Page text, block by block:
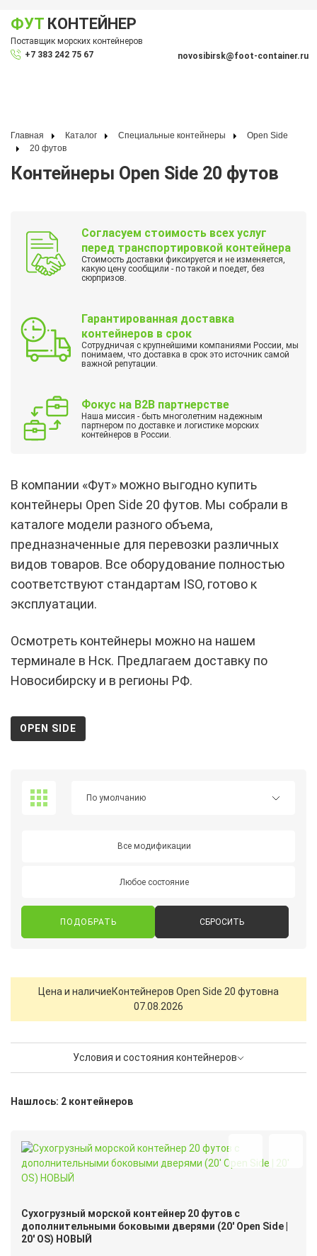
ФУТ КОНТЕЙНЕР
Поставщик морских контейнеров
+7 383 242 75 67
novosibirsk@foot-container.ru
Главная Каталог Специальные контейнеры
Open Side
20 футов
Контейнеры Open Side 20 футов
Согласуем стоимость всех услуг
перед транспортировкой контейнера
Стоимость доставки фиксируется и не изменяется,
какую цену сообщили - по такой и поедет, без
сюрпризов.
Гарантированная доставка
контейнеров в срок
Сотрудничая с крупнейшими компаниями России, мы
понимаем, что доставка в срок это источник самой
важной репутации.
Фокус на B2B партнерстве
Наша миссия - быть многолетним надежным
партнером по доставке и логистике морских
контейнеров в России.
В компании «Фут» можно выгодно купить
контейнеры Open Side 20 футов. Мы собрали в
каталоге модели разного объема,
предназначенные для перевозки различных
видов товаров. Все оборудование полностью
соответствуют стандартам ISO, готово к
эксплуатации.
Осмотреть контейнеры можно на нашем
терминале в Нск. Предлагаем доставку по
Новосибирску и в регионы РФ.
OPEN SIDE
Все модификации
Любое состояние
СБРОСИТЬ
Цена и наличиеКонтейнеров Open Side 20 футовна
07.08.2026
Условия и состояния контейнеров
Нашлось: 2 контейнеров
Сухогрузный морской контейнер 20 футов с
дополнительными боковыми дверями (20′ Open Side |
20′ OS) НОВЫЙ
меню